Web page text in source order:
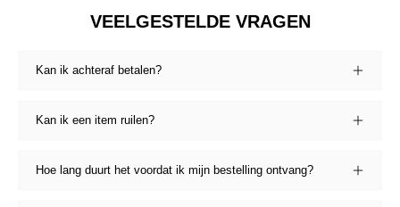
VEELGESTELDE VRAGEN
Kan ik achteraf betalen?
Kan ik een item ruilen?
Hoe lang duurt het voordat ik mijn bestelling ontvang?